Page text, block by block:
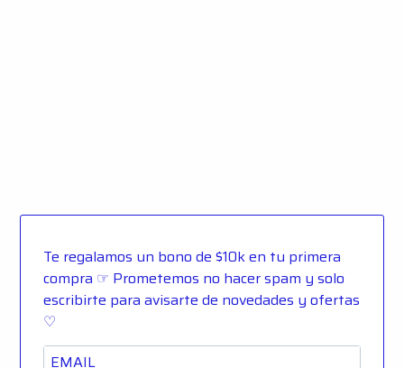
Te regalamos un bono de $10k en tu primera
compra ☞ Prometemos no hacer spam y solo
escribirte para avisarte de novedades y ofertas
♡